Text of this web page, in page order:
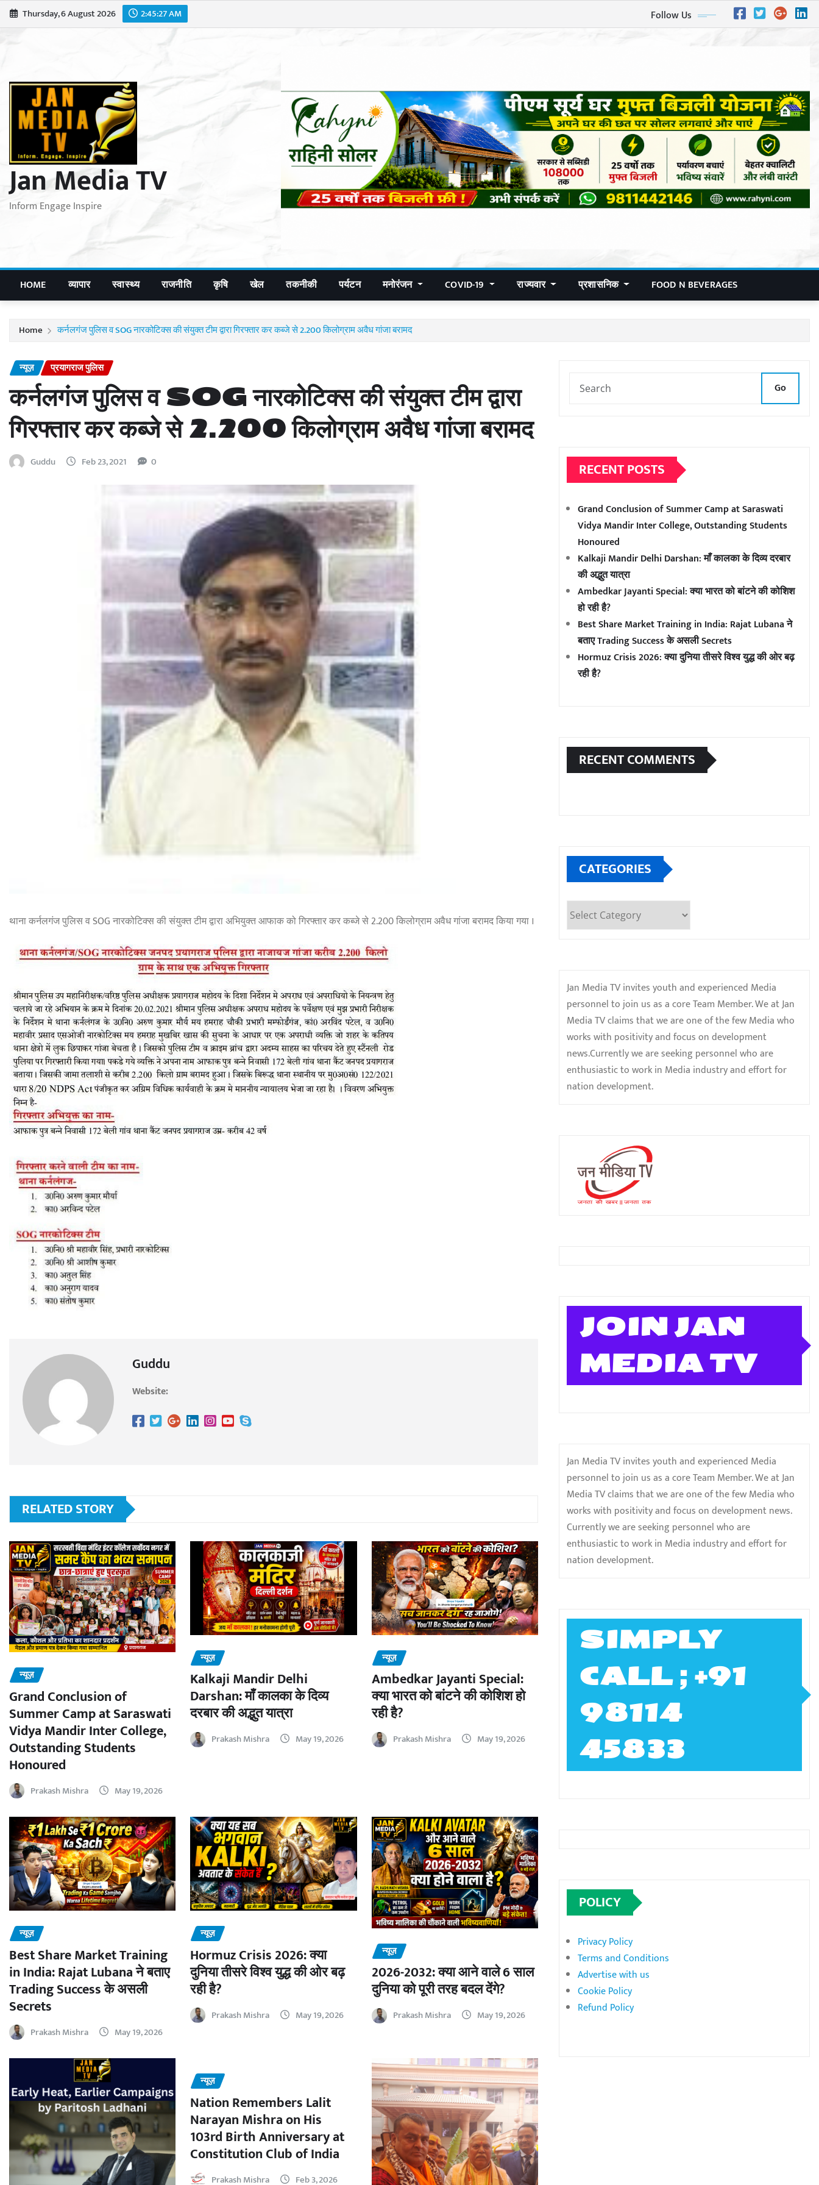
Skip
to
Thursday, 6 August 2026 2:45:29 AM Follow Us
Jan Media TV
Inform Engage Inspire
HOME व्यापार स्वास्थ्य राजनीति कृषि खेल तकनीकी पर्यटन मनोरंजन COVID-19 राज्यवार प्रशासनिक FOOD N BEVERAGES
Home कर्नलगंज पुलिस व SOG नारकोटिक्स की संयुक्त टीम द्वारा गिरफ्तार कर कब्जे से 2.200 किलोग्राम अवैध गांजा बरामद
न्यूज़ प्रयागराज पुलिस
कर्नलगंज पुलिस व SOG नारकोटिक्स की संयुक्त टीम द्वारा
गिरफ्तार कर कब्जे से 2.200 किलोग्राम अवैध गांजा बरामद
Guddu Feb 23, 2021 0
थाना कर्नलगंज पुलिस व SOG नारकोटिक्स की संयुक्त टीम द्वारा अभियुक्त आफाक को गिरफ्तार कर कब्जे से 2.200 किलोग्राम अवैध गांजा बरामद किया गया ।
Guddu
Website:
RELATED STORY
न्यूज़
Grand Conclusion of
Summer Camp at Saraswati
Vidya Mandir Inter College,
Outstanding Students
Honoured
Prakash Mishra May 19, 2026
न्यूज़
Kalkaji Mandir Delhi
Darshan: माँ कालका के दिव्य
दरबार की अद्भुत यात्रा
Prakash Mishra May 19, 2026
न्यूज़
Ambedkar Jayanti Special:
क्या भारत को बांटने की कोशिश हो
रही है?
Prakash Mishra May 19, 2026
न्यूज़
Best Share Market Training
in India: Rajat Lubana ने बताए
Trading Success के असली
Secrets
Prakash Mishra May 19, 2026
न्यूज़
Hormuz Crisis 2026: क्या
दुनिया तीसरे विश्व युद्ध की ओर बढ़
रही है?
Prakash Mishra May 19, 2026
न्यूज़
2026-2032: क्या आने वाले 6 साल
दुनिया को पूरी तरह बदल देंगे?
Prakash Mishra May 19, 2026
न्यूज़
Nation Remembers Lalit
Narayan Mishra on His
103rd Birth Anniversary at
Constitution Club of India
Prakash Mishra Feb 3, 2026
Go
RECENT POSTS
Grand Conclusion of Summer Camp at Saraswati
Vidya Mandir Inter College, Outstanding Students
Honoured
Kalkaji Mandir Delhi Darshan: माँ कालका के दिव्य दरबार
की अद्भुत यात्रा
Ambedkar Jayanti Special: क्या भारत को बांटने की कोशिश
हो रही है?
Best Share Market Training in India: Rajat Lubana ने
बताए Trading Success के असली Secrets
Hormuz Crisis 2026: क्या दुनिया तीसरे विश्व युद्ध की ओर बढ़
रही है?
RECENT COMMENTS
CATEGORIES
Categories
Jan Media TV invites youth and experienced Media
personnel to join us as a core Team Member. We at Jan
Media TV claims that we are one of the few Media who
works with positivity and focus on development
news.Currently we are seeking personnel who are
enthusiastic to work in Media industry and effort for
nation development.
JOIN JAN
MEDIA TV
Jan Media TV invites youth and experienced Media
personnel to join us as a core Team Member. We at Jan
Media TV claims that we are one of the few Media who
works with positivity and focus on development news.
Currently we are seeking personnel who are
enthusiastic to work in Media industry and effort for
nation development.
SIMPLY
CALL ; +91
98114
45833
POLICY
Privacy Policy
Terms and Conditions
Advertise with us
Cookie Policy
Refund Policy